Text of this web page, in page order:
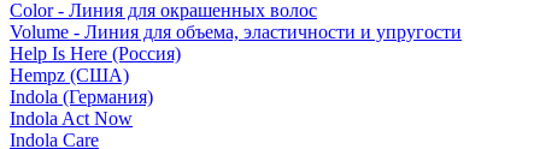
Color - Линия для окрашенных волос
Volume - Линия для объема, эластичности и упругости
Help Is Here (Россия)
Hempz (США)
Indola (Германия)
Indola Act Now
Indola Care